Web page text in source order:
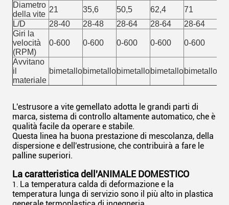
Diametro
della vite
21 35,6 50,5 62,4 71
L/D
28-40 28-48 28-64 28-64 28-64
Giri la
velocità
(RPM)
0-600 0-600 0-600 0-600 0-600
Avvitano
il
materiale
bimetallobimetallobimetallobimetallobimetallo
L'estrusore a vite gemellato adotta le grandi parti di
marca, sistema di controllo altamente automatico, che è
qualità facile da operare e stabile.
Questa linea ha buona prestazione di mescolanza, della
dispersione e dell'estrusione, che contribuirà a fare le
palline superiori.
La caratteristica dell'ANIMALE DOMESTICO
1. La temperatura calda di deformazione e la
temperatura lunga di servizio sono il più alto in plastica